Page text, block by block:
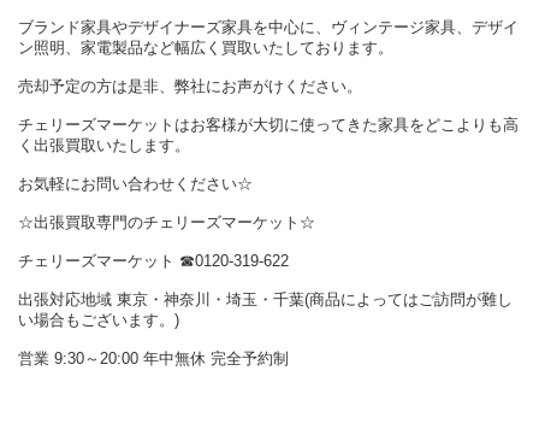
ブランド家具やデザイナーズ家具を中心に、ヴィンテージ家具、デザイ
ン照明、家電製品など幅広く買取いたしております。
売却予定の方は是非、弊社にお声がけください。
チェリーズマーケットはお客様が大切に使ってきた家具をどこよりも高
く出張買取いたします。
お気軽にお問い合わせください☆
☆出張買取専門のチェリーズマーケット☆
チェリーズマーケット ☎︎0120-319-622
出張対応地域 東京・神奈川・埼玉・千葉(商品によってはご訪問が難し
い場合もございます。)
営業 9:30～20:00 年中無休 完全予約制